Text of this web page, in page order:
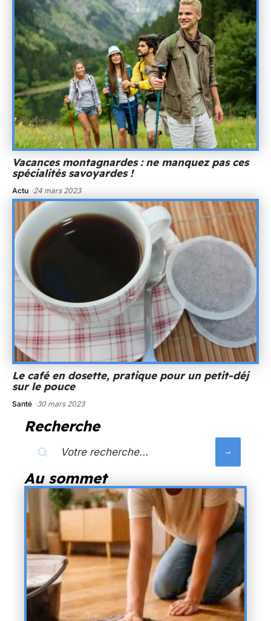
Vacances montagnardes : ne manquez pas ces
spécialités savoyardes !
Actu 24 mars 2023
Le café en dosette, pratique pour un petit-déj
sur le pouce
Santé 30 mars 2023
Recherche
Au sommet